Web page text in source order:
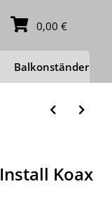
0,00 €
Balkonständer
Koax